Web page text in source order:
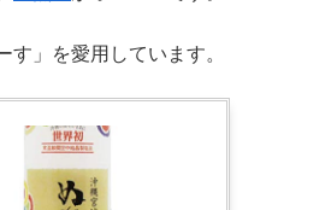
す」を愛用しています。